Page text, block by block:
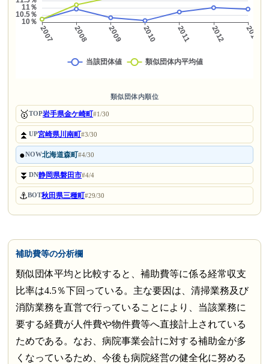
類似団体内順位
🥇TOP岩手県金ケ崎町#1/30
⏫UP宮崎県川南町#3/30
●NOW北海道森町#4/30
⏬DN静岡県磐田市#4/4
⚓BOT秋田県三種町#29/30
補助費等の分析欄
類似団体平均と比較すると、補助費等に係る経常収支
比率は4.5％下回っている。主な要因は、清掃業務及び
消防業務を直営で行っていることにより、当該業務に
要する経費が人件費や物件費等へ直接計上されている
ためである。なお、病院事業会計に対する補助金が多
くなっているため、今後も病院経営の健全化に努める